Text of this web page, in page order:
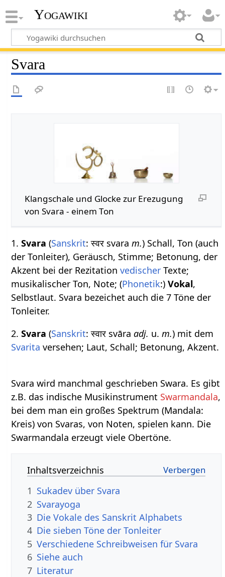
Yogawiki
Svara
Klangschale und Glocke zur Erezugung
von Svara - einem Ton
1.Svara (Sanskrit: स्वर svaram.) Schall, Ton (auch
der Tonleiter), Geräusch, Stimme; Betonung, der
Akzent bei der Rezitationvedischer Texte;
musikalischer Ton, Note; (Phonetik:)Vokal,
Selbstlaut. Svara bezeichet auch die 7 Töne der
Tonleiter.
2.Svara (Sanskrit: स्वार svāraadj. u.m.) mit dem
Svarita versehen; Laut, Schall; Betonung, Akzent.
Svara wird manchmal geschrieben Swara. Es gibt
z.B. das indische Musikinstrument Swarmandala,
bei dem man ein großes Spektrum (Mandala:
Kreis) von Svaras, von Noten, spielen kann. Die
Swarmandala erzeugt viele Obertöne.
Inhaltsverzeichnis
1 Sukadev über Svara
2 Svarayoga
3 Die Vokale des Sanskrit Alphabets
4 Die sieben Töne der Tonleiter
5 Verschiedene Schreibweisen für Svara
6 Siehe auch
7 Literatur